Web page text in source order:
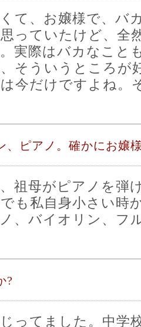
て、お嬢様で、バ
っていたけど、全
実際はバカなこと
そういうところが
今だけですよね。
、ピアノ。確かにお嬢
、祖母がピアノを弾
も私自身小さい時
、バイオリン、フ
?
ってました。中学